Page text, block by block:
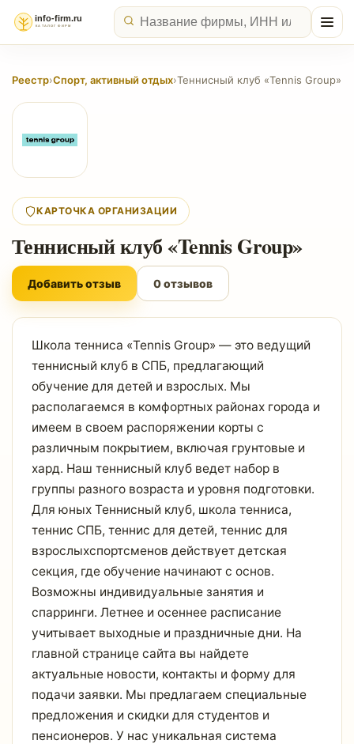
Реестр›Спорт, активный отдых›Теннисный клуб «Tennis Group»
КАРТОЧКА ОРГАНИЗАЦИИ
Теннисный клуб «Tennis Group»
Добавить отзыв 0 отзывов
Школа тенниса «Tennis Group» — это ведущий
теннисный клуб в СПБ, предлагающий
обучение для детей и взрослых. Мы
располагаемся в комфортных районах города и
имеем в своем распоряжении корты с
различным покрытием, включая грунтовые и
хард. Наш теннисный клуб ведет набор в
группы разного возраста и уровня подготовки.
Для юных Теннисный клуб, школа тенниса,
теннис СПБ, теннис для детей, теннис для
взрослыхспортсменов действует детская
секция, где обучение начинают с основ.
Возможны индивидуальные занятия и
спарринги. Летнее и осеннее расписание
учитывает выходные и праздничные дни. На
главной странице сайта вы найдете
актуальные новости, контакты и форму для
подачи заявки. Мы предлагаем специальные
предложения и скидки для студентов и
пенсионеров. У нас уникальная система